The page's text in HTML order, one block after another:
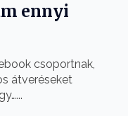
ennyi
csoportnak,
átveréseket